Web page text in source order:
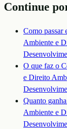
Continue
Como passar
Ambiente e
O que faz o
e Direito
Quanto
Ambiente e